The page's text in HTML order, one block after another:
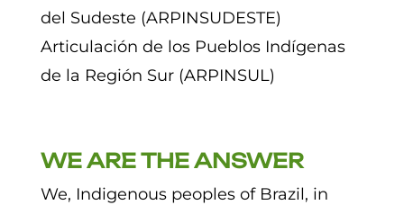
del Sudeste (ARPINSUDESTE)
Articulación de los Pueblos Indígenas
de la Región Sur (ARPINSUL)
WE ARE THE ANSWER
We, Indigenous peoples of Brazil, in